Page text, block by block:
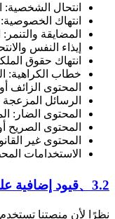
انتحال
انتهاك
المضايقة
إيذاء النفس
انتهاك حقوق
خطاب الكراهية:
المحتوى الزائف
الرسائل
المحتوى الضار:
المحتوى الصريح
المحتوى غير
الاستخدامات
3.2、قيود إضافية على المحتوى الذي يتم إنشاؤه بواسطة AI
نظرًا لأن منصتنا